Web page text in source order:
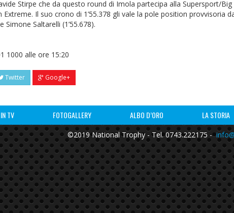
Stirpe che da questo round di Imola partecipa alla Supersport/
Il suo crono di 1’55.378 gli vale la pole position provvisoria
Simone Saltarelli (1’55.678).
1000 alle ore 15:20
Twitter Google+
IN TV FOTOGALLERY ALBO D’ORO LA STORIA
©2019 National Trophy - Tel. 0743.222175 -